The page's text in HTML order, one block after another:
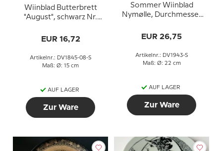
Wiinblad Butterbrett
"August", schwarz Nr.
EUR 16,72
Artikelnr.: DV1845-08-S
Maß: Ø: 15 cm
AUF LAGER
Zur Ware
Sommer Wiinblad
Nymølle, Durchmesser
EUR 26,75
Artikelnr.: DV1943-S
Maß: Ø: 22 cm
AUF LAGER
Zur Ware